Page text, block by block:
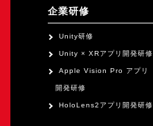
企業研修
Unity研修
Unity × XRアプリ開発研修
Apple Vision Pro アプリ
開発研修
HoloLens2アプリ開発研修